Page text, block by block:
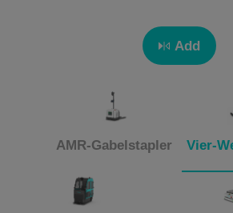
Add
AMR-Gabelstapler Vier-